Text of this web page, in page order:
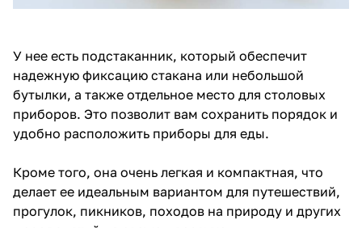
У нее есть подстаканник, который обеспечит
надежную фиксацию стакана или небольшой
бутылки, а также отдельное место для столовых
приборов. Это позволит вам сохранить порядок и
удобно расположить приборы для еды.
Кроме того, она очень легкая и компактная, что
делает ее идеальным вариантом для путешествий,
прогулок, пикников, походов на природу и других